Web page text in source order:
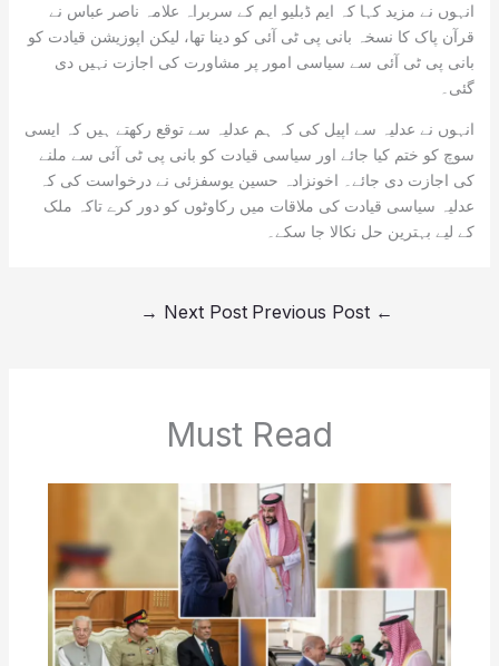
انہوں نے مزید کہا کہ ایم ڈبلیو ایم کے سربراہ علامہ ناصر عباس نے
قرآن پاک کا نسخہ بانی پی ٹی آئی کو دینا تھا، لیکن اپوزیشن قیادت کو
بانی پی ٹی آئی سے سیاسی امور پر مشاورت کی اجازت نہیں دی
گئی۔
انہوں نے عدلیہ سے اپیل کی کہ ہم عدلیہ سے توقع رکھتے ہیں کہ ایسی
سوچ کو ختم کیا جائے اور سیاسی قیادت کو بانی پی ٹی آئی سے ملنے
کی اجازت دی جائے۔ اخونزادہ حسین یوسفزئی نے درخواست کی کہ
عدلیہ سیاسی قیادت کی ملاقات میں رکاوٹوں کو دور کرے تاکہ ملک
کے لیے بہترین حل نکالا جا سکے۔
←
Next Post
→
Must Read